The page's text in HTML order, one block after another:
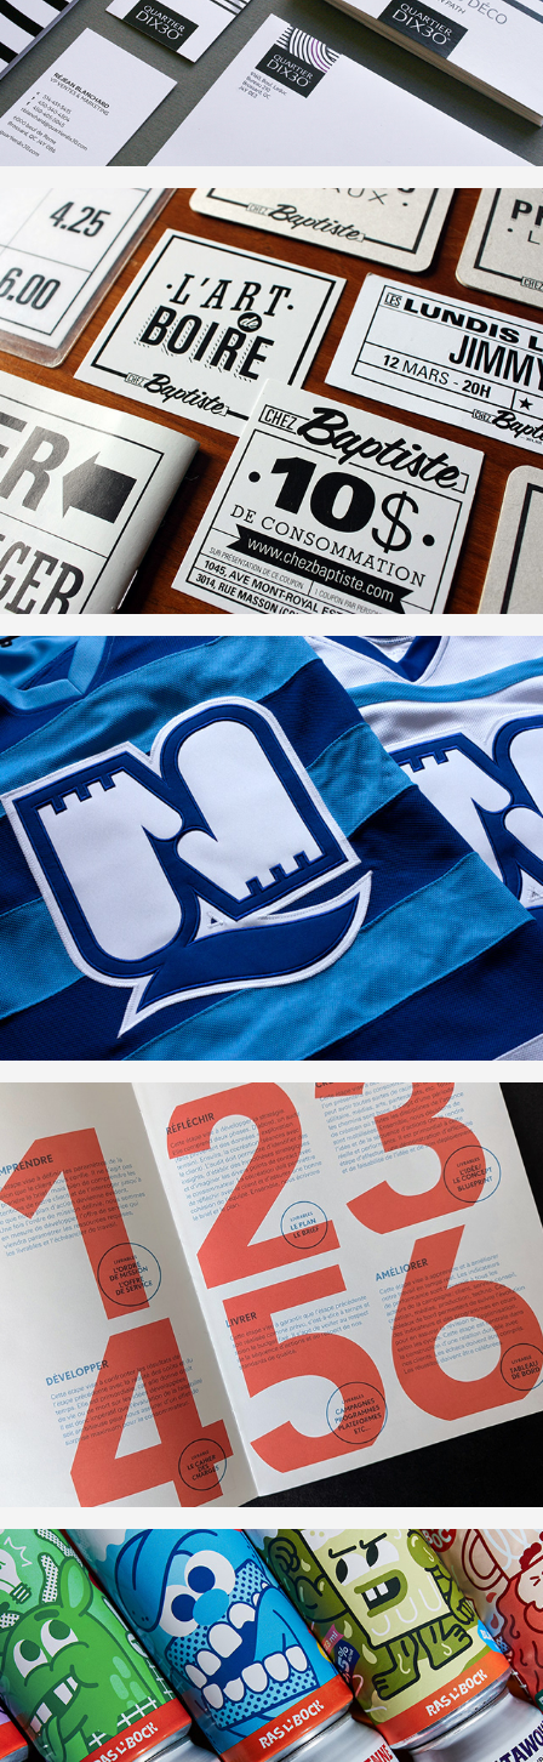
Chez Baptiste
Nordiques de Québec
Communication
stratégique
Illustrations & contenu